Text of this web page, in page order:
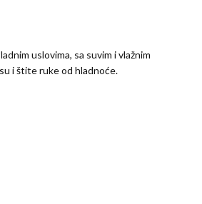
uslovima, sa suvim i vlažnim
i štite ruke od hladnoće.